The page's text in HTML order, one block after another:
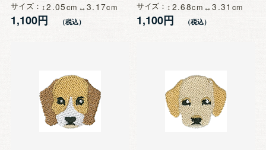
サイズ 2.05 3.17
1,100円
サイズ 2.68 3.31
1,100円